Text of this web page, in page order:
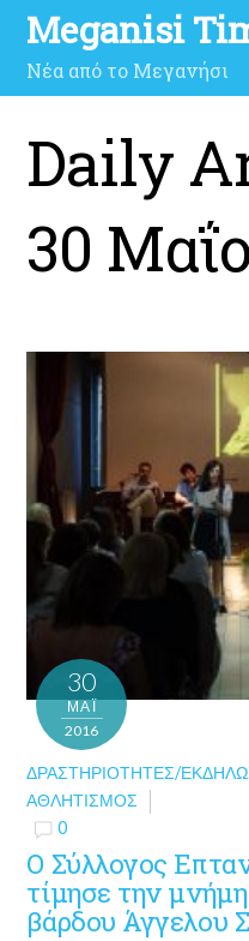
Meganisi
Νέα από το Μεγανήσι
Daily
30
30
ΜΑΪ́
2016
ΔΡΑΣΤΗΡΙΌΤΗΤΕΣ/
ΑΘΛΗΤΙΣΜΌΣ
0
Ο Σύλλογος
τίμησε την
βάρδου Άγγελου